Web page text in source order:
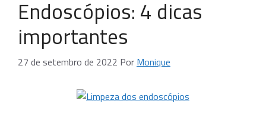
Endoscópios: 4 dicas
importantes
27 de setembro de 2022 Por Monique